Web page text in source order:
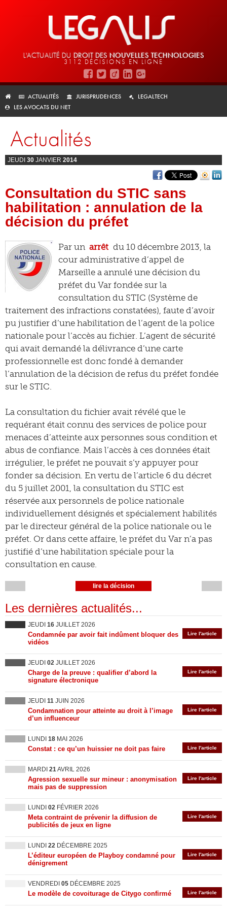
L'ACTUALITÉ DU DROIT DES NOUVELLES TECHNOLOGIES
3112 DÉCISIONS EN LIGNE
ACTUALITÉS JURISPRUDENCES
LEGALTECH
LES AVOCATS DU NET
Actualités
JEUDI 30 JANVIER 2014
Consultation du STIC sans
habilitation : annulation de la
décision du préfet
Par un arrêt du 10 décembre 2013, la
cour administrative d’appel de
Marseille a annulé une décision du
préfet du Var fondée sur la
consultation du STIC (Système de
traitement des infractions constatées), faute d’avoir
pu justifier d’une habilitation de l’agent de la police
nationale pour l’accès au fichier. L’agent de sécurité
qui avait demandé la délivrance d’une carte
professionnelle est donc fondé à demander
l’annulation de la décision de refus du préfet fondée
sur le STIC.
La consultation du fichier avait révélé que le
requérant était connu des services de police pour
menaces d’atteinte aux personnes sous condition et
abus de confiance. Mais l’accès à ces données était
irrégulier, le préfet ne pouvait s’y appuyer pour
fonder sa décision. En vertu de l’article 6 du décret
du 5 juillet 2001, la consultation du STIC est
réservée aux personnels de police nationale
individuellement désignés et spécialement habilités
par le directeur général de la police nationale ou le
préfet. Or dans cette affaire, le préfet du Var n’a pas
justifié d’une habilitation spéciale pour la
consultation en cause.
lire la décision
Les dernières actualités...
JEUDI 16 JUILLET 2026
Lire l'article
Condamnée par avoir fait indûment bloquer des
vidéos
JEUDI 02 JUILLET 2026
Lire l'article
Charge de la preuve : qualifier d’abord la
signature électronique
JEUDI 11 JUIN 2026
Lire l'article
Condamnation pour atteinte au droit à l’image
d’un influenceur
LUNDI 18 MAI 2026
Lire l'article
Constat : ce qu’un huissier ne doit pas faire
MARDI 21AVRIL 2026
Lire l'article
Agression sexuelle sur mineur : anonymisation
mais pas de suppression
LUNDI 02 FÉVRIER 2026
Lire l'article
Meta contraint de prévenir la diffusion de
publicités de jeux en ligne
LUNDI 22 DÉCEMBRE 2025
Lire l'article
L’éditeur européen de Playboy condamné pour
dénigrement
VENDREDI 05 DÉCEMBRE 2025
Lire l'article
Le modèle de covoiturage de Citygo confirmé